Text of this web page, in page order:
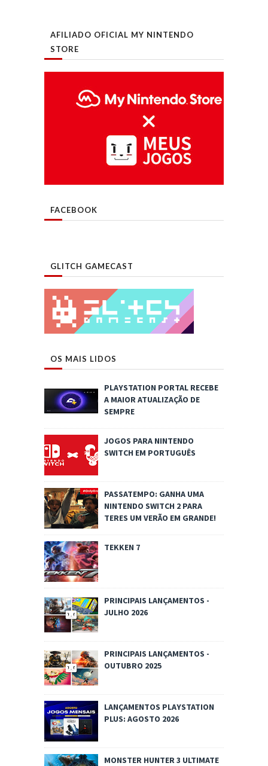
AFILIADO OFICIAL MY NINTENDO
STORE
FACEBOOK
GLITCH GAMECAST
OS MAIS LIDOS
PLAYSTATION PORTAL RECEBE
A MAIOR ATUALIZAÇÃO DE
SEMPRE
JOGOS PARA NINTENDO
SWITCH EM PORTUGUÊS
PASSATEMPO: GANHA UMA
NINTENDO SWITCH 2 PARA
TERES UM VERÃO EM GRANDE!
TEKKEN 7
PRINCIPAIS LANÇAMENTOS -
JULHO 2026
PRINCIPAIS LANÇAMENTOS -
OUTUBRO 2025
LANÇAMENTOS PLAYSTATION
PLUS: AGOSTO 2026
MONSTER HUNTER 3 ULTIMATE